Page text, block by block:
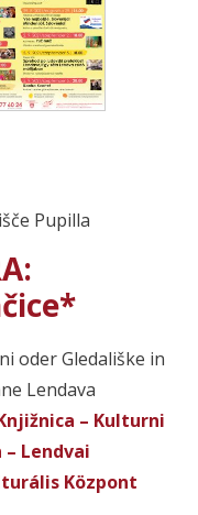
Pupilla
oder Gledališke in
Lendava
– Kulturni
Lendvai
Központ